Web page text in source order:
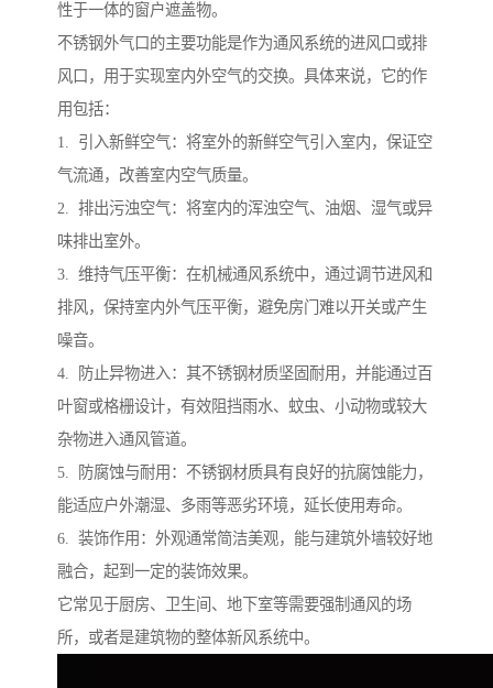
性于一体的窗户遮盖物。
不锈钢外气口的主要功能是作为通风系统的进风口或排
风口，用于实现室内外空气的交换。具体来说，它的作
用包括：
1. 引入新鲜空气：将室外的新鲜空气引入室内，保证空
气流通，改善室内空气质量。
2. 排出污浊空气：将室内的浑浊空气、油烟、湿气或异
味排出室外。
3. 维持气压平衡：在机械通风系统中，通过调节进风和
排风，保持室内外气压平衡，避免房门难以开关或产生
噪音。
4. 防止异物进入：其不锈钢材质坚固耐用，并能通过百
叶窗或格栅设计，有效阻挡雨水、蚊虫、小动物或较大
杂物进入通风管道。
5. 防腐蚀与耐用：不锈钢材质具有良好的抗腐蚀能力，
能适应户外潮湿、多雨等恶劣环境，延长使用寿命。
6. 装饰作用：外观通常简洁美观，能与建筑外墙较好地
融合，起到一定的装饰效果。
它常见于厨房、卫生间、地下室等需要强制通风的场
所，或者是建筑物的整体新风系统中。